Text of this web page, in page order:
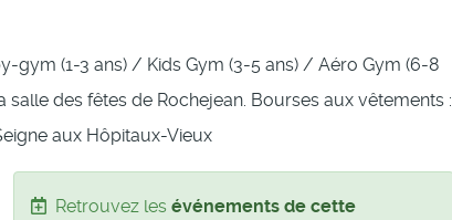
gym (1-3 ans) / Kids Gym (3-5 ans) / Aéro Gym (6-8
salle des fêtes de Rochejean. Bourses aux vêtements :
aux Hôpitaux-Vieux
Retrouvez lesévénements de cette